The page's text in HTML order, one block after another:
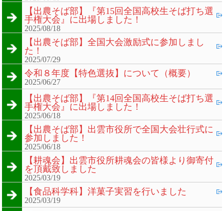
【出農そば部】『第15回全国高校生そば打ち選
手権大会』に出場しました！
2025/08/18
【出農そば部】全国大会激励式に参加しまし
た！
2025/07/29
令和８年度【特色選抜】について（概要）
2025/06/27
【出農そば部】『第14回全国高校生そば打ち選
手権大会』に出場しました！
2025/06/18
【出農そば部】出雲市役所で全国大会壮行式に
参加しました！
2025/06/18
【耕魂会】出雲市役所耕魂会の皆様より御寄付
を頂戴致しました
2025/03/19
【食品科学科】洋菓子実習を行いました
2025/03/19